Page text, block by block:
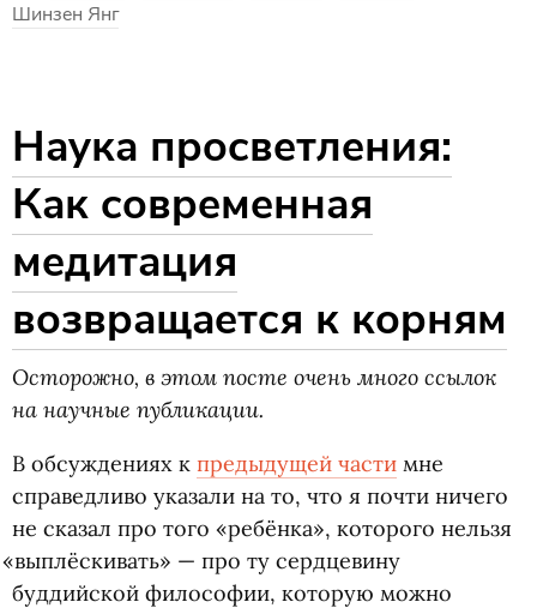
Шинзен Янг
Наука просветления:
Как современная
медитация
возвращается к корням
Осторожно, в этом посте очень много ссылок
на научные публикации.
В обсуждениях к предыдущей части мне
справедливо указали на то, что я почти ничего
не сказал про того «ребёнка», которого нельзя
«выплёскивать» — про ту сердцевину
буддийской философии, которую можно